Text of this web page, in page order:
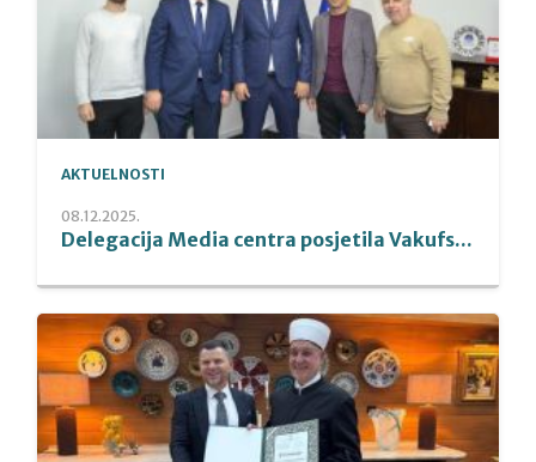
AKTUELNOSTI
08.12.2025.
Delegacija Media centra posjetila Vakufs...